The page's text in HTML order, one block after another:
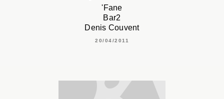
'Fane
Bar2
Denis Couvent
20/04/2011